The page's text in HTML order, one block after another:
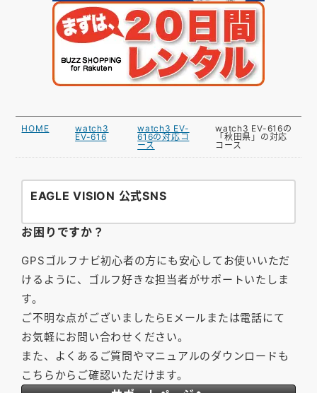
HOME
watch3
EV-616
watch3 EV-
616の対応コ
ース
watch3 EV-616の
「秋田県」の対応
コース
EAGLE VISION 公式SNS
お困りですか？
GPSゴルフナビ初心者の方にも安心してお使いいただ
けるように、ゴルフ好きな担当者がサポートいたしま
す。
ご不明な点がございましたらEメールまたは電話にて
お気軽にお問い合わせください。
また、よくあるご質問やマニュアルのダウンロードも
こちらからご確認いただけます。